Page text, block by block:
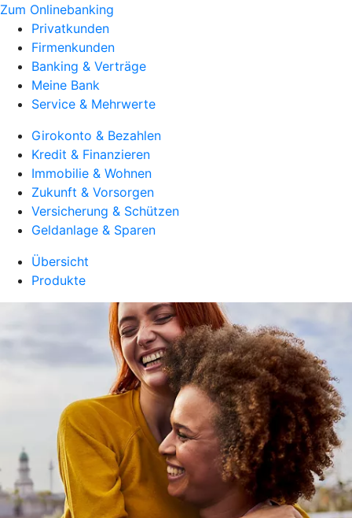
Zum Onlinebanking
Privatkunden
Firmenkunden
Banking & Verträge
Meine Bank
Service & Mehrwerte
Girokonto & Bezahlen
Kredit & Finanzieren
Immobilie & Wohnen
Zukunft & Vorsorgen
Versicherung & Schützen
Geldanlage & Sparen
Übersicht
Produkte